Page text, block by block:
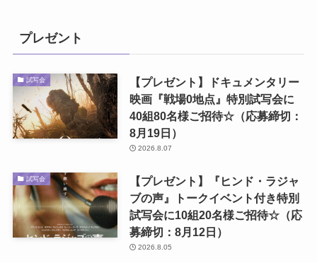
プレゼント
試写会
【プレゼント】ドキュメンタリー
映画『戦場0地点』特別試写会に
40組80名様ご招待☆（応募締切：
8月19日）
2026.8.07
試写会
【プレゼント】『ヒンド・ラジャ
ブの声』トークイベント付き特別
試写会に10組20名様ご招待☆（応
募締切：8月12日）
2026.8.05